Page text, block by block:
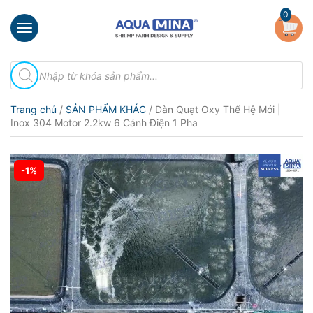
×
chủ
thiệu
Sản
phẩm
Đầu
Hướng
dẫn
0
Tìm
kiếm
sản
Trang chủ / SẢN PHẨM KHÁC / Dàn Quạt Oxy Thế Hệ Mới |
Inox 304 Motor 2.2kw 6 Cánh Điện 1 Pha
-1%